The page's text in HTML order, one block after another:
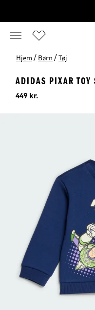
Hjem / Børn / Tøj
ADIDAS PIXAR TOY
Pris
449 kr.